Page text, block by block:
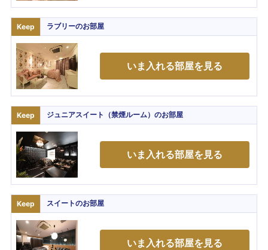
Keep ラブリーのお部屋
いま入れる部屋を見る
Keep ジュニアスイート（禁煙ルーム）のお部屋
いま入れる部屋を見る
Keep スイートのお部屋
いま入れる部屋を見る